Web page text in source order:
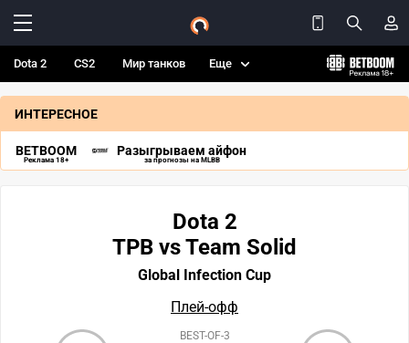
Dota 2 CS2 Мир танков Еще
ИНТЕРЕСНОЕ
BETBOOM
Реклама 18+
Разыгрываем айфон
за прогнозы на MLBB
Dota 2
TPB vs Team Solid
Global Infection Cup
Плей-офф
BEST-OF-3